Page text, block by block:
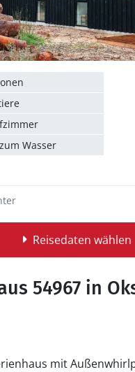
Wasser
Reisedaten wählen
54967 in
mit